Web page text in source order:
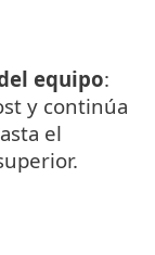
equipo:
y continúa
el